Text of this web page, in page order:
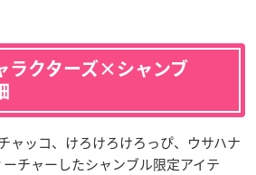
ラクターズ×シャンブ
ャッコ、けろけろけろっぴ、ウサハナ
チャーしたシャンブル限定アイテ